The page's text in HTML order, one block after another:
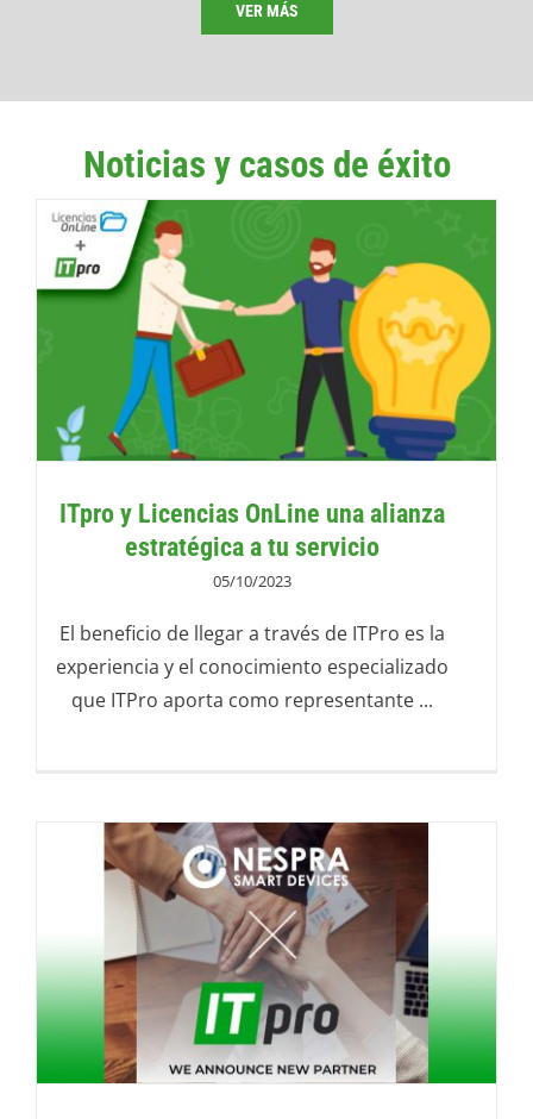
VER MÁS
Noticias y casos de éxito
ITpro y Licencias OnLine una alianza
estratégica a tu servicio
05/10/2023
El beneficio de llegar a través de ITPro es la
experiencia y el conocimiento especializado
que ITPro aporta como representante ...